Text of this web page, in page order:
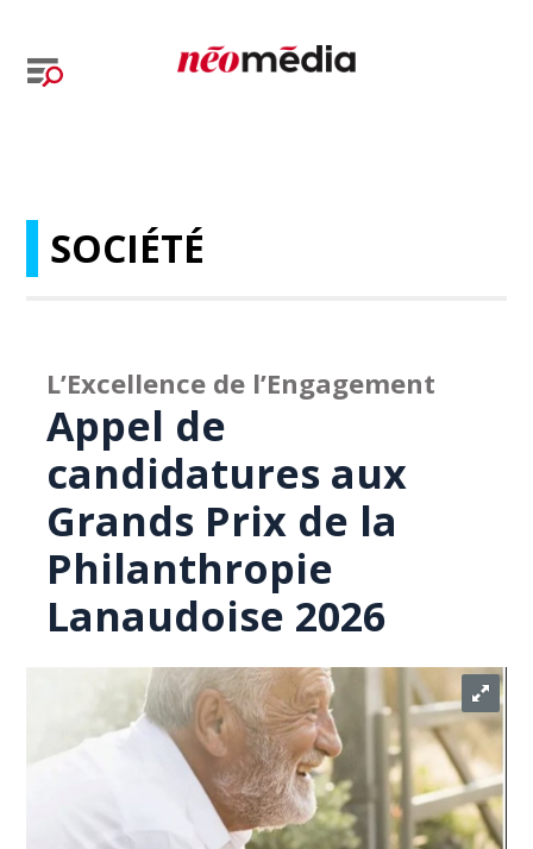
SOCIÉTÉ
L’Excellence de l’Engagement
Appel de
candidatures aux
Grands Prix de la
Philanthropie
Lanaudoise 2026